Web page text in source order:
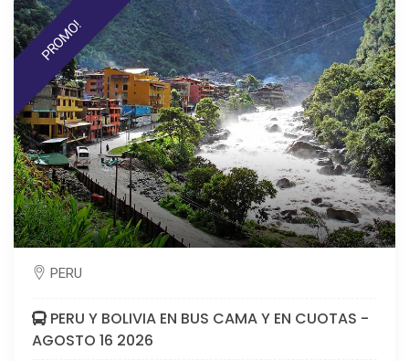
PROMO!
PERU
PERU Y BOLIVIA EN BUS CAMA Y EN CUOTAS -
AGOSTO 16 2026